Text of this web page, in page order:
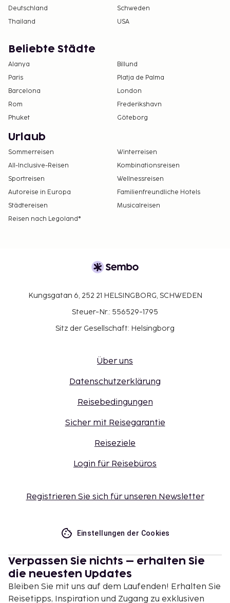
Deutschland
Schweden
Thailand
USA
Beliebte Städte
Alanya
Billund
Paris
Platja de Palma
Barcelona
London
Rom
Frederikshavn
Phuket
Göteborg
Urlaub
Sommerreisen
Winterreisen
All-Inclusive-Reisen
Kombinationsreisen
Sportreisen
Wellnessreisen
Autoreise in Europa
Familienfreundliche Hotels
Städtereisen
Musicalreisen
Reisen nach Legoland®
Kungsgatan 6, 252 21 HELSINGBORG, SCHWEDEN
Steuer-Nr.: 556529-1795
Sitz der Gesellschaft: Helsingborg
Über uns
Datenschutzerklärung
Reisebedingungen
Sicher mit Reisegarantie
Reiseziele
Login für Reisebüros
Registrieren Sie sich für unseren Newsletter
Einstellungen der Cookies
Verpassen Sie nichts – erhalten Sie
die neuesten Updates
Bleiben Sie mit uns auf dem Laufenden! Erhalten Sie
Reisetipps, Inspiration und Zugang zu exklusiven